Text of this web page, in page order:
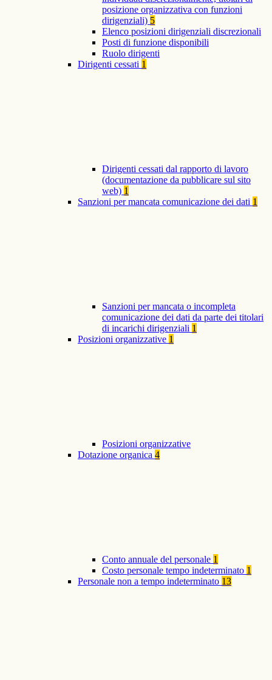
posizione organizzativa con funzioni
dirigenziali) 5
Elenco posizioni dirigenziali discrezionali
Posti di funzione disponibili
Ruolo dirigenti
Dirigenti cessati 1
Dirigenti cessati dal rapporto di lavoro
(documentazione da pubblicare sul sito
web) 1
Sanzioni per mancata comunicazione dei dati 1
Sanzioni per mancata o incompleta
comunicazione dei dati da parte dei titolari
di incarichi dirigenziali 1
Posizioni organizzative 1
Posizioni organizzative
Dotazione organica 4
Conto annuale del personale 1
Costo personale tempo indeterminato 1
Personale non a tempo indeterminato 13